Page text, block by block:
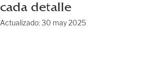
cada detalle
Actualizado: 30 may 2025